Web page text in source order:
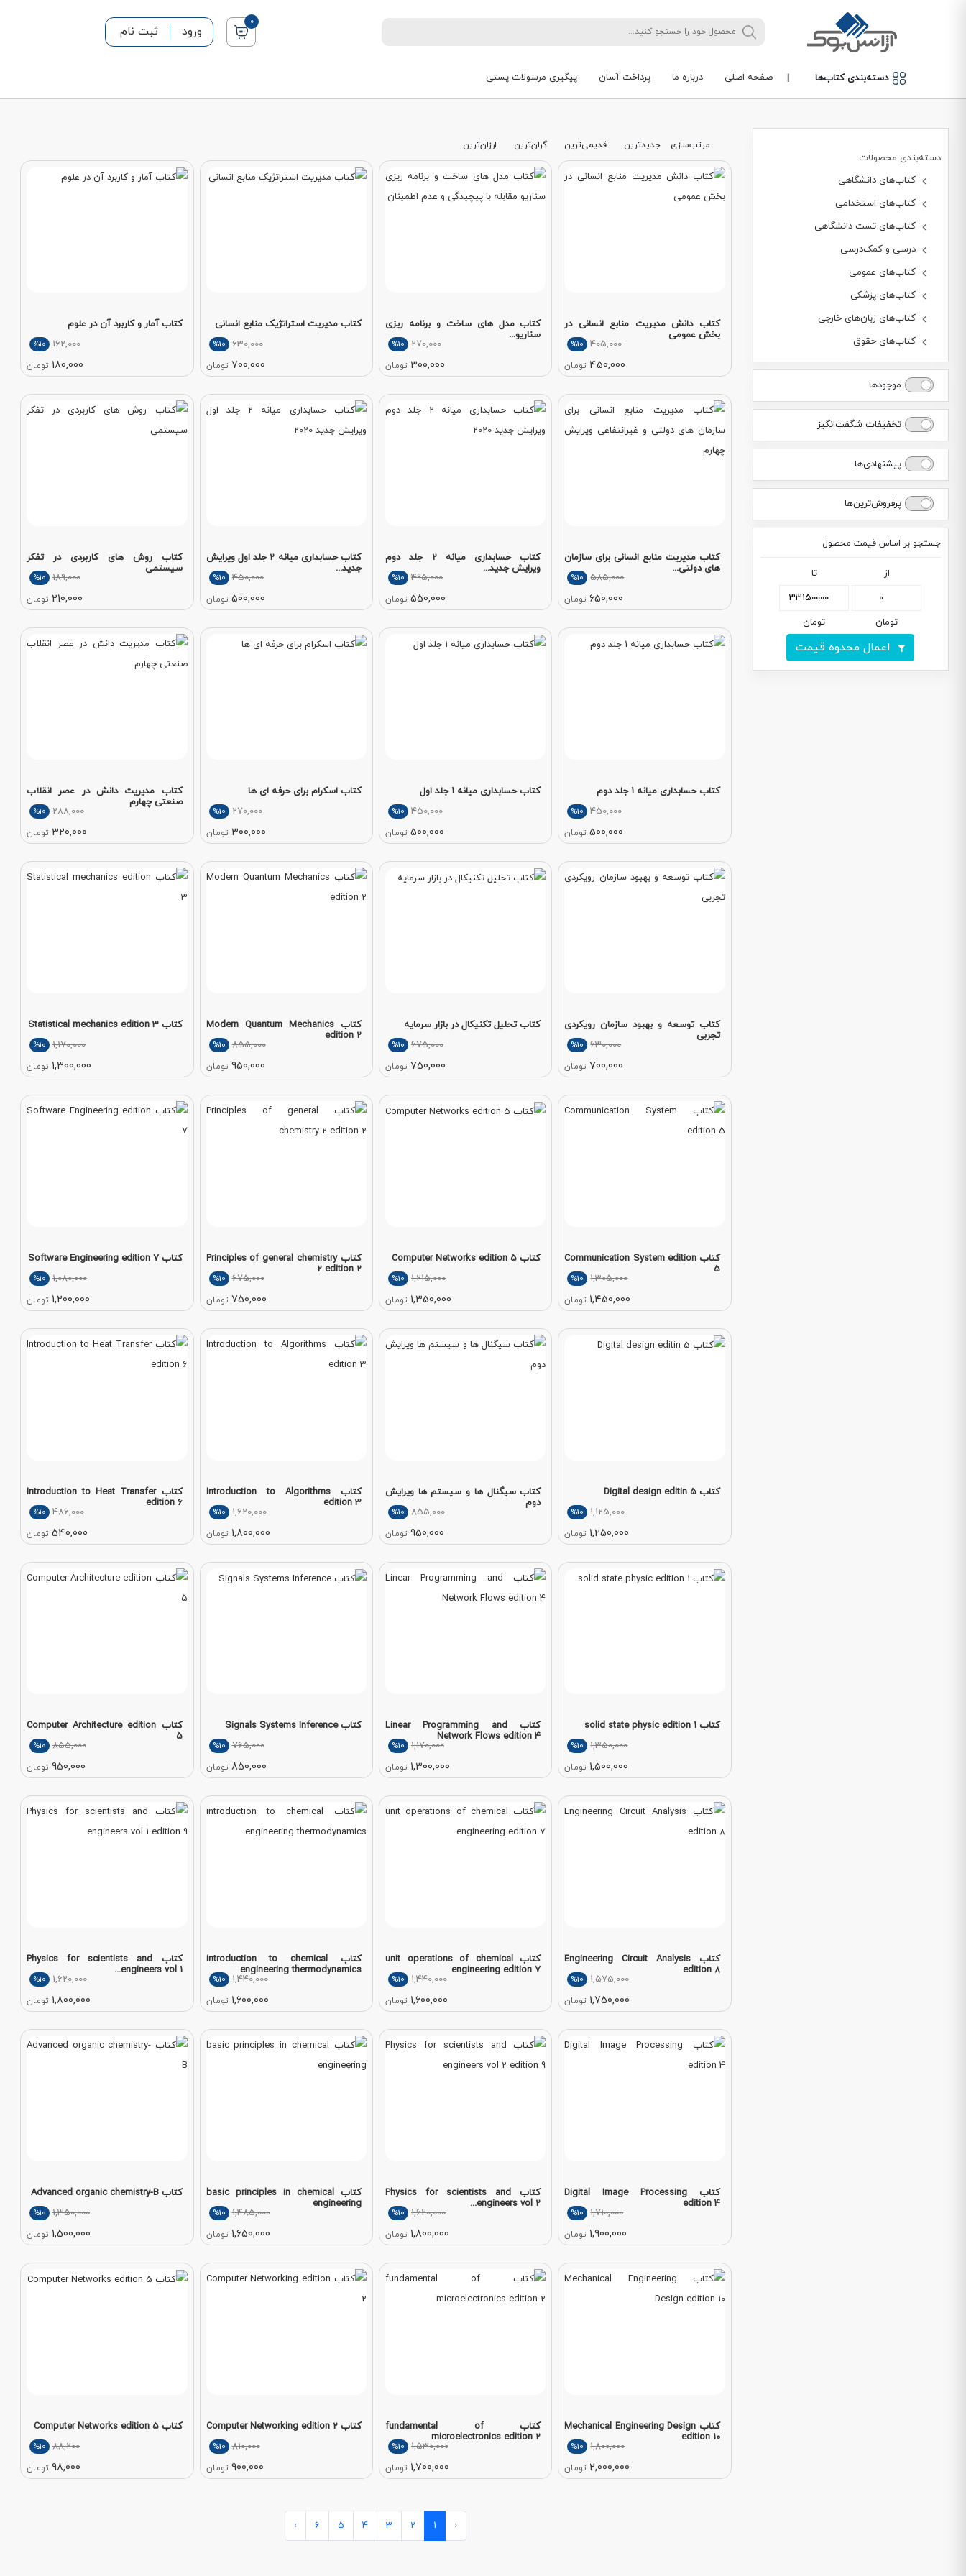
0
ورود ثبت نام
دسته‌بندی کتاب‌ها | صفحه اصلی درباره ما پرداخت آسان پیگیری مرسولات پستی
دسته‌بندی محصولات
کتاب‌های دانشگاهی
کتاب‌های استخدامی
کتاب‌های تست دانشگاهی
درسی و کمک‌درسی
کتاب‌های عمومی
کتاب‌های پزشکی
کتاب‌های زبان‌های خارجی
کتاب‌های حقوق
موجودها
تخفیفات شگفت‌انگیز
پیشنهادی‌ها
پرفروش‌ترین‌ها
جستجو بر اساس قیمت محصول
از
تومان
تا
تومان
اعمال محدوه قیمت
مرتب‌سازی جدیدترین قدیمی‌ترین گران‌ترین ارزان‌ترین
کتاب دانش مدیریت منابع انسانی در
بخش عمومی
405,000
%10
450,000 تومان
کتاب مدل های ساخت و برنامه ریزی
سناریو...
270,000
%10
300,000 تومان
کتاب مدیریت استراتژیک منابع انسانی
630,000
%10
700,000 تومان
کتاب آمار و کاربرد آن در علوم
162,000
%10
180,000 تومان
کتاب مدیریت منابع انسانی برای سازمان
های دولتی...
585,000
%10
650,000 تومان
کتاب حسابداری میانه 2 جلد دوم
ویرایش جدید...
495,000
%10
550,000 تومان
کتاب حسابداری میانه 2 جلد اول ویرایش
جدید...
450,000
%10
500,000 تومان
کتاب روش های کاربردی در تفکر
سیستمی
189,000
%10
210,000 تومان
کتاب حسابداری میانه 1 جلد دوم
450,000
%10
500,000 تومان
کتاب حسابداری میانه 1 جلد اول
450,000
%10
500,000 تومان
کتاب اسکرام برای حرفه ای ها
270,000
%10
300,000 تومان
کتاب مدیریت دانش در عصر انقلاب
صنعتی چهارم
288,000
%10
320,000 تومان
کتاب توسعه و بهبود سازمان رویکردی
تجربی
630,000
%10
700,000 تومان
کتاب تحلیل تکنیکال در بازار سرمایه
675,000
%10
750,000 تومان
کتاب Modern Quantum Mechanics
edition 2
855,000
%10
950,000 تومان
کتاب Statistical mechanics edition 3
1,170,000
%10
1,300,000 تومان
کتاب Communication System edition
5
1,305,000
%10
1,450,000 تومان
کتاب Computer Networks edition 5
1,215,000
%10
1,350,000 تومان
کتاب Principles of general chemistry
2 edition 2
675,000
%10
750,000 تومان
کتاب Software Engineering edition 7
1,080,000
%10
1,200,000 تومان
کتاب Digital design editin 5
1,125,000
%10
1,250,000 تومان
کتاب سیگنال ها و سیستم ها ویرایش
دوم
855,000
%10
950,000 تومان
کتاب Introduction to Algorithms
edition 3
1,620,000
%10
1,800,000 تومان
کتاب Introduction to Heat Transfer
edition 6
486,000
%10
540,000 تومان
کتاب solid state physic edition 1
1,350,000
%10
1,500,000 تومان
کتاب Linear Programming and
Network Flows edition 4
1,170,000
%10
1,300,000 تومان
کتاب Signals Systems Inference
765,000
%10
850,000 تومان
کتاب Computer Architecture edition
5
855,000
%10
950,000 تومان
کتاب Engineering Circuit Analysis
edition 8
1,575,000
%10
1,750,000 تومان
کتاب unit operations of chemical
engineering edition 7
1,440,000
%10
1,600,000 تومان
کتاب introduction to chemical
engineering thermodynamics
1,440,000
%10
1,600,000 تومان
کتاب Physics for scientists and
engineers vol 1...
1,620,000
%10
1,800,000 تومان
کتاب Digital Image Processing
edition 4
1,710,000
%10
1,900,000 تومان
کتاب Physics for scientists and
engineers vol 2...
1,620,000
%10
1,800,000 تومان
کتاب basic principles in chemical
engineering
1,485,000
%10
1,650,000 تومان
کتاب Advanced organic chemistry-B
1,350,000
%10
1,500,000 تومان
کتاب Mechanical Engineering Design
edition 10
1,800,000
%10
2,000,000 تومان
کتاب fundamental of
microelectronics edition 2
1,530,000
%10
1,700,000 تومان
کتاب Computer Networking edition 2
810,000
%10
900,000 تومان
کتاب Computer Networks edition 5
88,200
%10
98,000 تومان
‹
1
2
3
4
5
6
›